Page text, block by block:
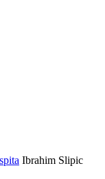
Ibrahim Slipic